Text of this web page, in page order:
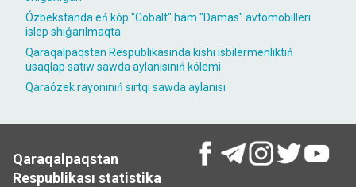
Ózbekstanda eń kóp "Cobalt" hám "Damas" avtomobilleri
islep shıǵarılmaqta
Qaraqalpaqstan Respublikasında kishi isbilermenliktiń
usaqlap satıw sawda aylanısınıń kólemi
Qaraózek rayonınıń sırtqı sawda aylanısı
Qaraqalpaqstan
Respublikası statistika